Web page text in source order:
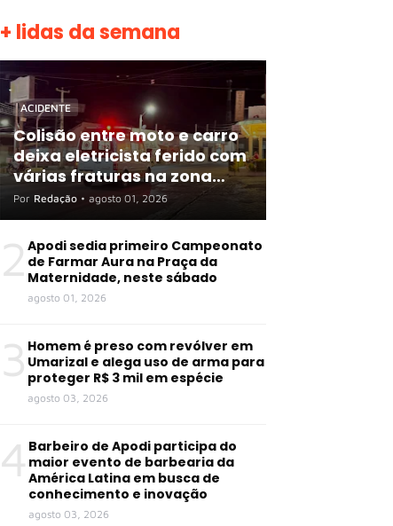
+ lidas da semana
ACIDENTE
Colisão entre moto e carro
deixa eletricista ferido com
várias fraturas na zona
rural de Apodi
Por Redação • agosto 01, 2026
2 Apodi sedia primeiro Campeonato
de Farmar Aura na Praça da
Maternidade, neste sábado
agosto 01, 2026
3 Homem é preso com revólver em
Umarizal e alega uso de arma para
proteger R$ 3 mil em espécie
agosto 03, 2026
4 Barbeiro de Apodi participa do
maior evento de barbearia da
América Latina em busca de
conhecimento e inovação
agosto 03, 2026